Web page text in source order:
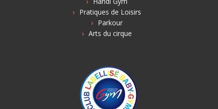
Pratiques de Loisirs
Parkour
Arts du cirque